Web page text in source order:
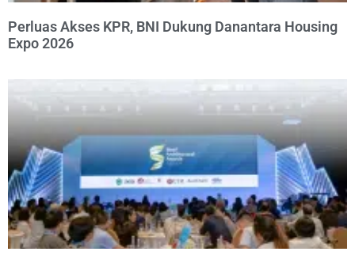
Perluas Akses KPR, BNI Dukung Danantara Housing
Expo 2026